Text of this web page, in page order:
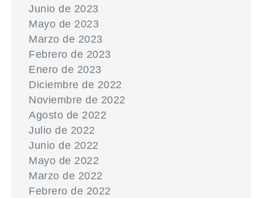
Junio de 2023
Mayo de 2023
Marzo de 2023
Febrero de 2023
Enero de 2023
Diciembre de 2022
Noviembre de 2022
Agosto de 2022
Julio de 2022
Junio de 2022
Mayo de 2022
Marzo de 2022
Febrero de 2022